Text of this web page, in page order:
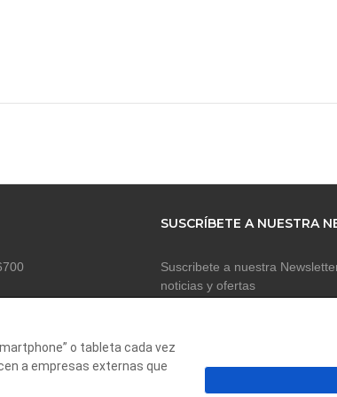
SUSCRÍBETE A NUESTRA
Suscribete a nuestra
noticias y ofertas
o tableta cada vez
a empresas externas que